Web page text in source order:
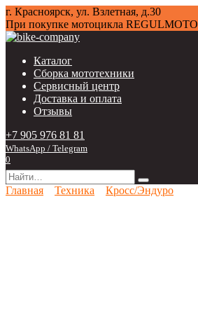
Перейти
к
содержанию
г. Красноярск, ул. Взлетная, д.30
При покупке мотоцикла REGULMOTO
Каталог
Сборка мототехники
Сервисный центр
Доставка и оплата
Отзывы
+7 905 976 81 81
WhatsApp / Telegram
0
Search
for:
Главная Техника Кросс/Эндуро